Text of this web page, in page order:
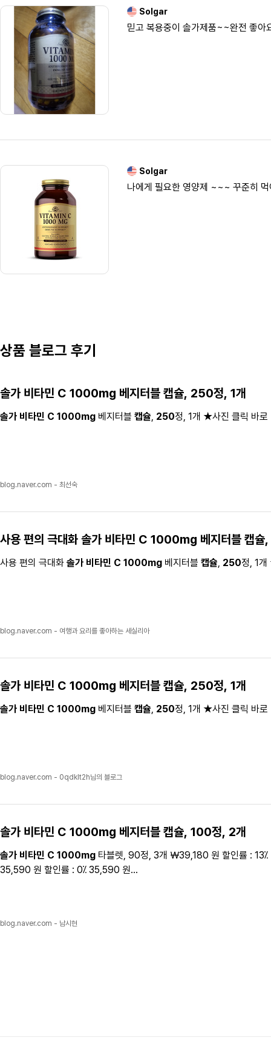
Solgar
믿고 복용중이 솔가제품~~완전 좋아
Solgar
나에게 필요한 영양제 ~~~ 꾸준히
상품 블로그 후기
솔가 비타민 C 1000mg 베지터블 캡슐, 250정, 1개
솔가 비타민 C 1000mg 베지터블 캡슐 250정, 1개 ★사진 클릭 바
blog.naver.com - 최선숙
사용 편의 극대화 솔가 비타민 C 1000mg 베지터블 캡슐,
사용 편의 극대화 솔가 비타민 C 1000mg 베지터블 캡슐 250정, 1
blog.naver.com - 여행과 요리를 좋아하는 세실리아
솔가 비타민 C 1000mg 베지터블 캡슐, 250정, 1개
솔가 비타민 C 1000mg 베지터블 캡슐 250정, 1개 ★사진 클릭 바
blog.naver.com - 0qdklt2h님의 블로그
솔가 비타민 C 1000mg 베지터블 캡슐, 100정, 2개
솔가 비타민 C 1000mg 타블렛, 90정, 3개 ￦39,180 원 할인률 :
35,590 원 할인률 : 0⁒ 35,590 원...
blog.naver.com - 남시현